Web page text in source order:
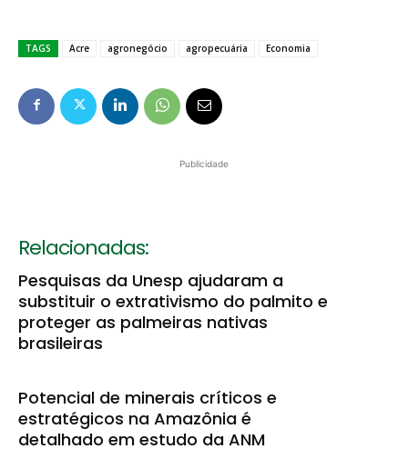
TAGS Acre agronegócio agropecuária Economia
Publicidade
Relacionadas:
Pesquisas da Unesp ajudaram a
substituir o extrativismo do palmito e
proteger as palmeiras nativas
brasileiras
Potencial de minerais críticos e
estratégicos na Amazônia é
detalhado em estudo da ANM